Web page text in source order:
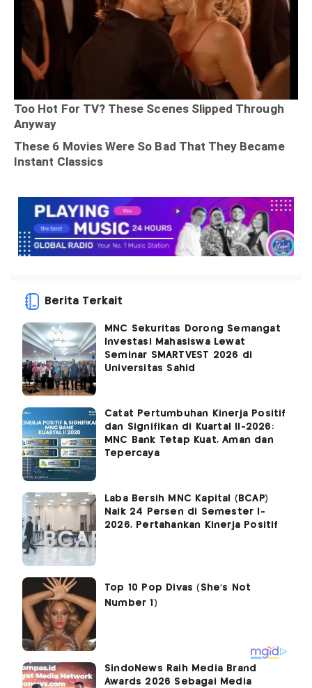
Berita Terkait
MNC Sekuritas Dorong Semangat
Investasi Mahasiswa Lewat
Seminar SMARTVEST 2026 di
Universitas Sahid
Catat Pertumbuhan Kinerja Positif
dan Signifikan di Kuartal II-2026:
MNC Bank Tetap Kuat, Aman dan
Tepercaya
Laba Bersih MNC Kapital (BCAP)
Naik 24 Persen di Semester I-
2026, Pertahankan Kinerja Positif
SindoNews Raih Media Brand
Awards 2026 Sebagai Media